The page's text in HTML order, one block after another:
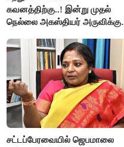
கவனத்திற்கு..! இன்று முதல்
நெல்லை அகஸ்தியர் அருவிக்கு
சட்டப்பேரவையில் ஜெபமாலை